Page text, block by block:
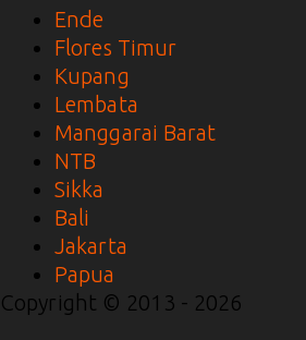
Ende
Flores Timur
Kupang
Lembata
Manggarai Barat
NTB
Sikka
Bali
Jakarta
Papua
Copyright © 2013 - 2026